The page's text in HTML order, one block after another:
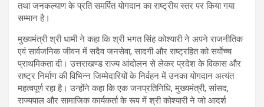
तथा जनकल्याण के प्रति समर्पित योगदान का राष्ट्रीय स्तर पर किया गया
सम्मान है।
मुख्यमंत्री श्री धामी ने कहा कि श्री भगत सिंह कोश्यारी ने अपने राजनीतिक
एवं सार्वजनिक जीवन में सदैव जनसेवा, सादगी और राष्ट्रहित को सर्वाेच्च
प्राथमिकता दी। उत्तराखण्ड राज्य आंदोलन से लेकर प्रदेश के विकास और
राष्ट्र निर्माण की विभिन्न जिम्मेदारियों के निर्वहन में उनका योगदान अत्यंत
महत्वपूर्ण रहा है। उन्होंने कहा कि एक जनप्रतिनिधि, मुख्यमंत्री, सांसद,
राज्यपाल और सामाजिक कार्यकर्ता के रूप में श्री कोश्यारी ने जो आदर्श